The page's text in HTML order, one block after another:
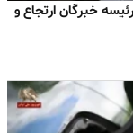
خبرگان ارتجاع و